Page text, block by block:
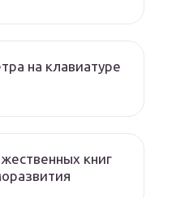
на клавиатуре
книг